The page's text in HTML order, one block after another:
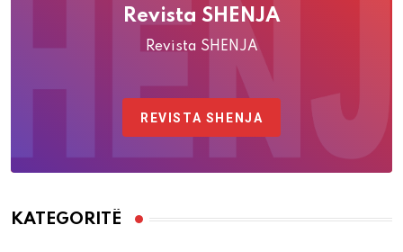
Revista SHENJA
Revista SHENJA
REVISTA SHENJA
KATEGORITË